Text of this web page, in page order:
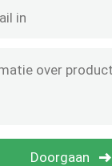
het pakhuisdak